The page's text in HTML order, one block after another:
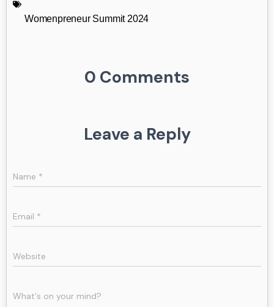
Womenpreneur Summit 2024
0 Comments
Leave a Reply
Name *
Email *
Website
What's on your mind?